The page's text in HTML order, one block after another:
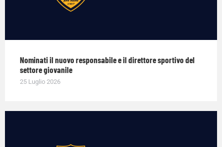
Nominati il nuovo responsabile e il direttore sportivo del
settore giovanile
25 Luglio 2026